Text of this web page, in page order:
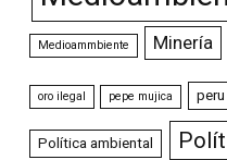
Medioammbiente Minería
oro ilegal pepe mujica peru
Política ambiental